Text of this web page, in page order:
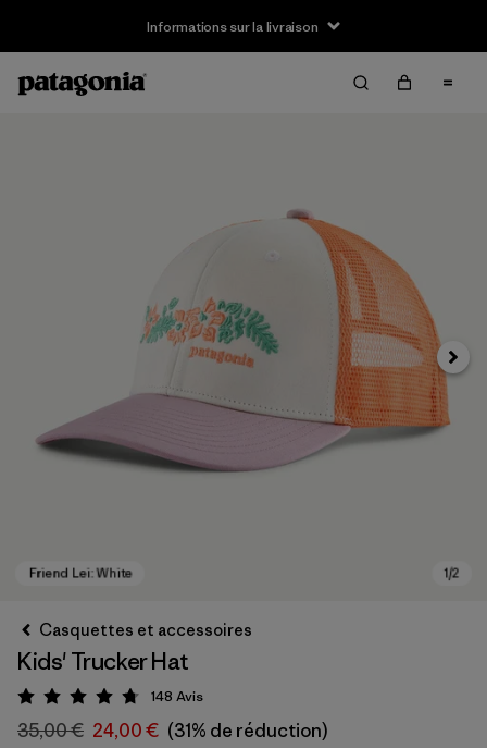
Informations sur la livraison
Casquettes et accessoires
Kids' Trucker Hat
Évaluation: 4.7 / 5
148 Avis
35,00 € 24,00 € (31% de réduction)